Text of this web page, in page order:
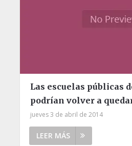
Las escuelas públicas
podrían volver a
jueves 3 de abril de 2014
LEER MÁS